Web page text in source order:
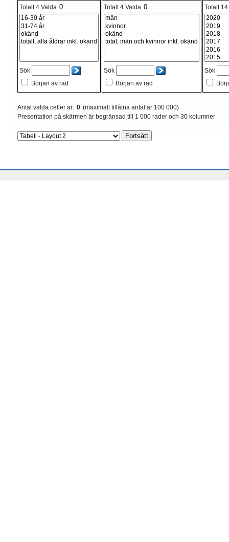
Totalt 4 Valda
Sök
Början av rad
Totalt 4 Valda
Sök
Början av rad
Totalt 14
Sök
Antal valda celler är: 0 (maximalt tillåtna antal är 100 000)
Presentation på skärmen är begränsad till 1 000 rader och 30 kolumner